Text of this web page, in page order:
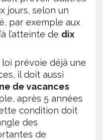
jours, selon un
par exemple aux
l’atteinte de dix
prévoie déjà une
il doit aussi
de vacances
après 5 années
condition doit
des
de